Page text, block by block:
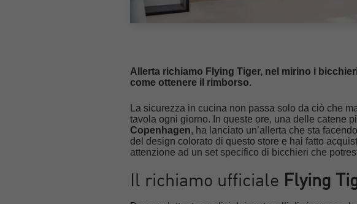
Allerta richiamo Flying Tiger, nel mirino i
come ottenere il rimborso.
La sicurezza in cucina non passa solo da ciò che
tavola ogni giorno. In queste ore, una delle catene
Copenhagen, ha lanciato un’allerta che sta
del design colorato di questo store e hai fatto
attenzione ad un set specifico di bicchieri che
Il richiamo ufficiale Flying